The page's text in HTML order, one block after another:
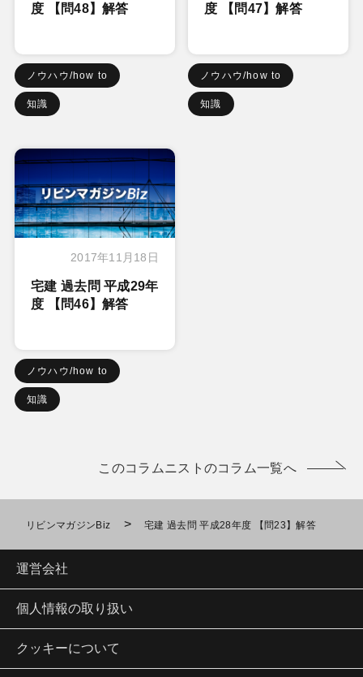
度 【問48】解答
ノウハウ/how to
知識
度 【問47】解答
ノウハウ/how to
知識
2017年11月18日
宅建 過去問 平成29年
度 【問46】解答
ノウハウ/how to
知識
このコラムニストのコラム一覧へ
リビンマガジンBiz > 宅建 過去問 平成28年度 【問23】解答
運営会社
個人情報の取り扱い
クッキーについて